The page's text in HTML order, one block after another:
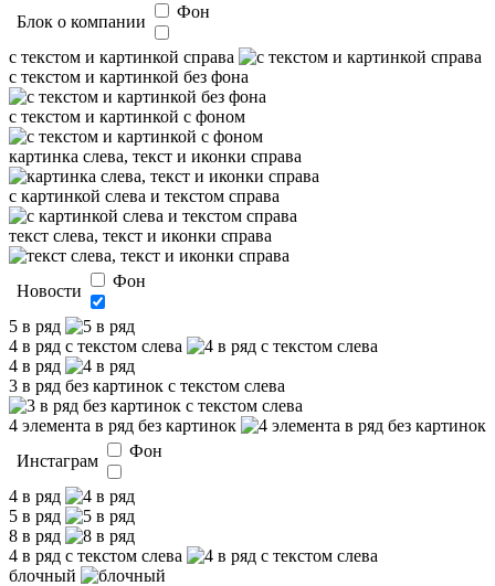
Блок о компании
Фон
с текстом и картинкой справа
с текстом и картинкой без фона
с текстом и картинкой с фоном
картинка слева, текст и иконки справа
с картинкой слева и текстом справа
текст слева, текст и иконки справа
Новости
Фон
5 в ряд
4 в ряд с текстом слева
4 в ряд
3 в ряд без картинок с текстом слева
4 элемента в ряд без картинок
Инстаграм
Фон
4 в ряд
5 в ряд
8 в ряд
4 в ряд с текстом слева
блочный